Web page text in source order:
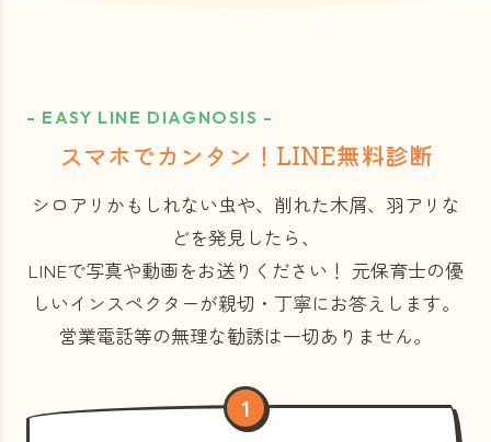
- EASY LINE DIAGNOSIS -
スマホでカンタン！LINE無料診断
シロアリかもしれない虫や、削れた木屑、羽アリな
どを発見したら、
LINEで写真や動画をお送りください！ 元保育士の優
しいインスペクターが親切・丁寧にお答えします。
営業電話等の無理な勧誘は一切ありません。
1